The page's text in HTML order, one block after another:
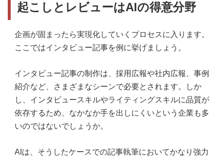
起こしとレビューはAIの得意分野
企画が固まったら実現化していくプロセスに入ります。
ここではインタビュー記事を例に挙げましょう。
インタビュー記事の制作は、採用広報や社内広報、事例
紹介など、さまざまなシーンで必要とされます。しか
し、インタビュースキルやライティングスキルに品質が
依存するため、なかなか手を出しにくいという企業も多
いのではないでしょうか。
AIは、そうしたケースでの記事執筆においてかなり強力